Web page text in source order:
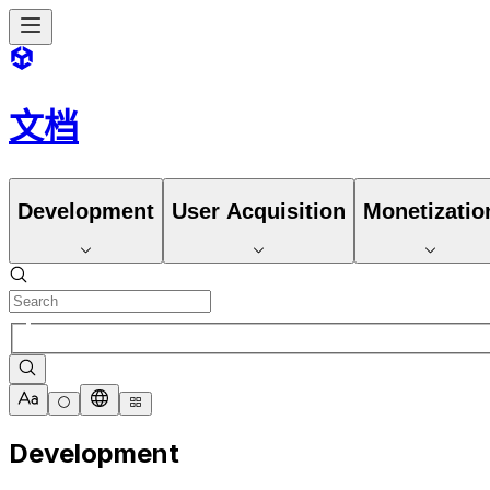
文档
Development User Acquisition
Development